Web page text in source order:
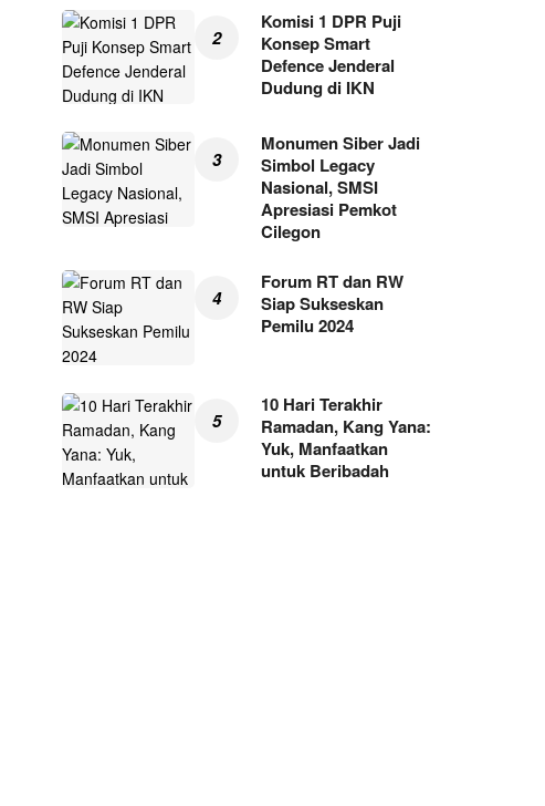
Komisi 1 DPR Puji
Konsep Smart
Defence Jenderal
Dudung di IKN
Monumen Siber Jadi
Simbol Legacy
Nasional, SMSI
Apresiasi Pemkot
Cilegon
Forum RT dan RW
Siap Sukseskan
Pemilu 2024
10 Hari Terakhir
Ramadan, Kang Yana:
Yuk, Manfaatkan
untuk Beribadah